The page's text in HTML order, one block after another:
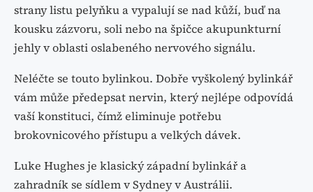
strany listu pelyňku a vypalují se nad kůží, buď na
kousku zázvoru, soli nebo na špičce akupunkturní
jehly v oblasti oslabeného nervového signálu.
Neléčte se touto bylinkou. Dobře vyškolený bylinkář
vám může předepsat nervin, který nejlépe odpovídá
vaší konstituci, čímž eliminuje potřebu
brokovnicového přístupu a velkých dávek.
Luke Hughes je klasický západní bylinkář a
zahradník se sídlem v Sydney v Austrálii.